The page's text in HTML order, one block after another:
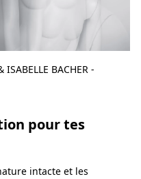
ISABELLE BACHER -
pour tes
intacte et les